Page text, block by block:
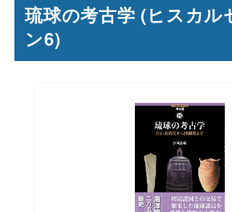
琉球の考古学 (ヒスカル
ン6)